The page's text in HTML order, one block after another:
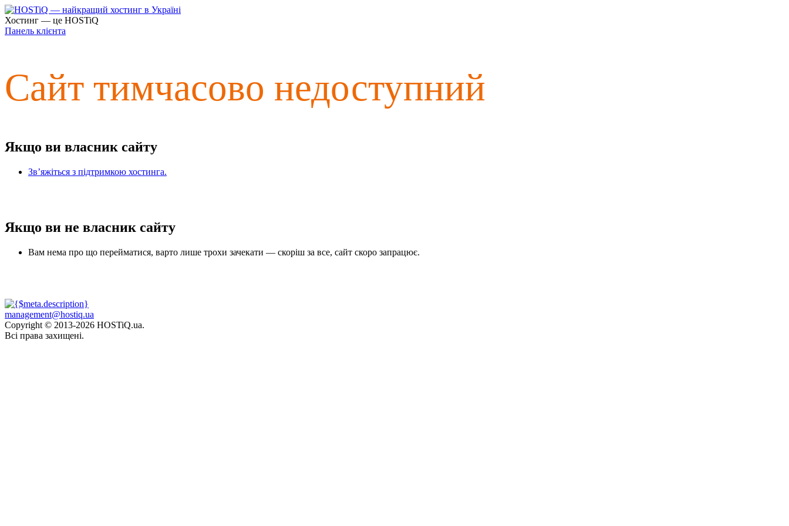
Хостинг — це HOSTiQ
Панель клієнта
Сайт тимчасово недоступний
Якщо ви власник сайту
Зв’яжіться з підтримкою хостинга.
Якщо ви не власник сайту
Вам нема про що перейматися, варто лише трохи зачекати — скоріш за все, сайт скоро запрацює.
management@hostiq.ua
Copyright © 2013-2026 HOSTiQ.ua.
Всі права захищені.